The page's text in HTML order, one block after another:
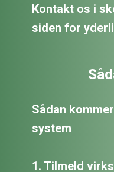
Kontakt os i
siden for
Sådan
system
1. Tilmeld